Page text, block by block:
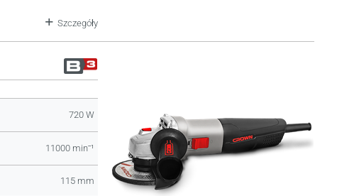
Szczegóły
720 W
11000 minˉ¹
115 mm